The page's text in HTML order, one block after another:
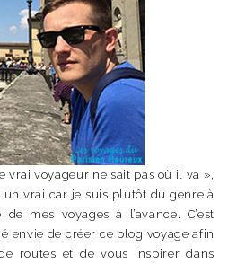
vrai voyageur ne sait pas où il va »,
un vrai car je suis plutôt du genre à
mes voyages à l’avance. C’est
envie de créer ce blog voyage afin
routes et de vous inspirer dans